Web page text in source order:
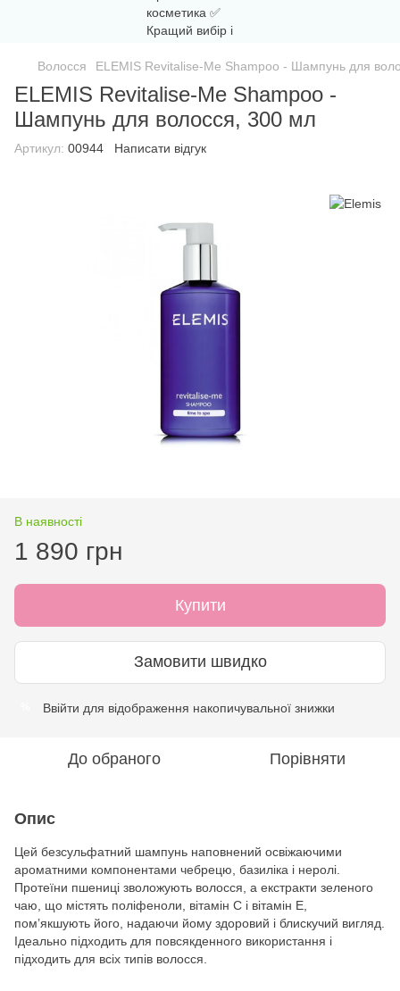
Волосся ELEMIS Revitalise-Me Shampoo - Шампунь для
ELEMIS Revitalise-Me Shampoo -
Шампунь для волосся, 300 мл
Артикул: 00944 Написати відгук
В наявності
1 890 грн
Купити
Замовити швидко
Ввійти для відображення накопичувальної знижки
До обраного Порівняти
Опис
Цей безсульфатний шампунь наповнений освіжаючими
ароматними компонентами чебрецю, базиліка і неролі.
Протеїни пшениці зволожують волосся, а екстракти зеленого
чаю, що містять поліфеноли, вітамін C і вітамін E,
пом’якшують його, надаючи йому здоровий і блискучий вигляд.
Ідеально підходить для повсякденного використання і
підходить для всіх типів волосся.